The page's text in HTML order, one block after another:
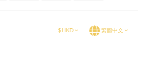
$ HKD 繁體中文